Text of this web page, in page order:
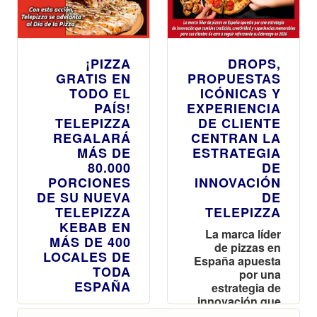
¡PIZZA
GRATIS EN
TODO EL
PAÍS!
TELEPIZZA
REGALARÁ
MÁS DE
80.000
PORCIONES
DE SU NUEVA
TELEPIZZA
KEBAB EN
MÁS DE 400
LOCALES DE
TODA
ESPAÑA
Con esta
DROPS,
PROPUESTAS
ICÓNICAS Y
EXPERIENCIA
DE CLIENTE
CENTRAN LA
ESTRATEGIA
DE
INNOVACIÓN
DE
TELEPIZZA
La marca líder
de pizzas en
España apuesta
por una
estrategia de
innovación que